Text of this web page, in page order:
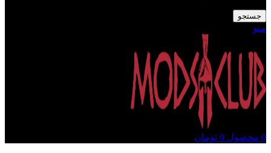
جستجو
منو
0 محصول 0 تومان